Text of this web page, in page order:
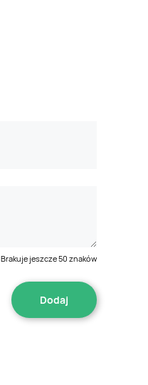
Brakuje jeszcze50 znaków